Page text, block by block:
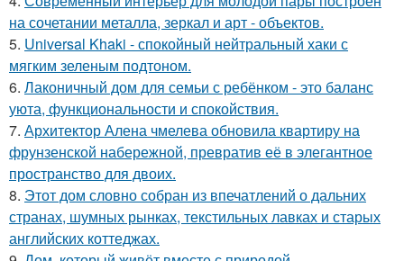
на сочетании металла, зеркал и арт - объектов.
5. Universal Khaki - спокойный нейтральный хаки с
мягким зеленым подтоном.
6. Лаконичный дом для семьи с ребёнком - это баланс
уюта, функциональности и спокойствия.
7. Архитектор Алена чмелева обновила квартиру на
фрунзенской набережной, превратив её в элегантное
пространство для двоих.
8. Этот дом словно собран из впечатлений о дальних
странах, шумных рынках, текстильных лавках и старых
английских коттеджах.